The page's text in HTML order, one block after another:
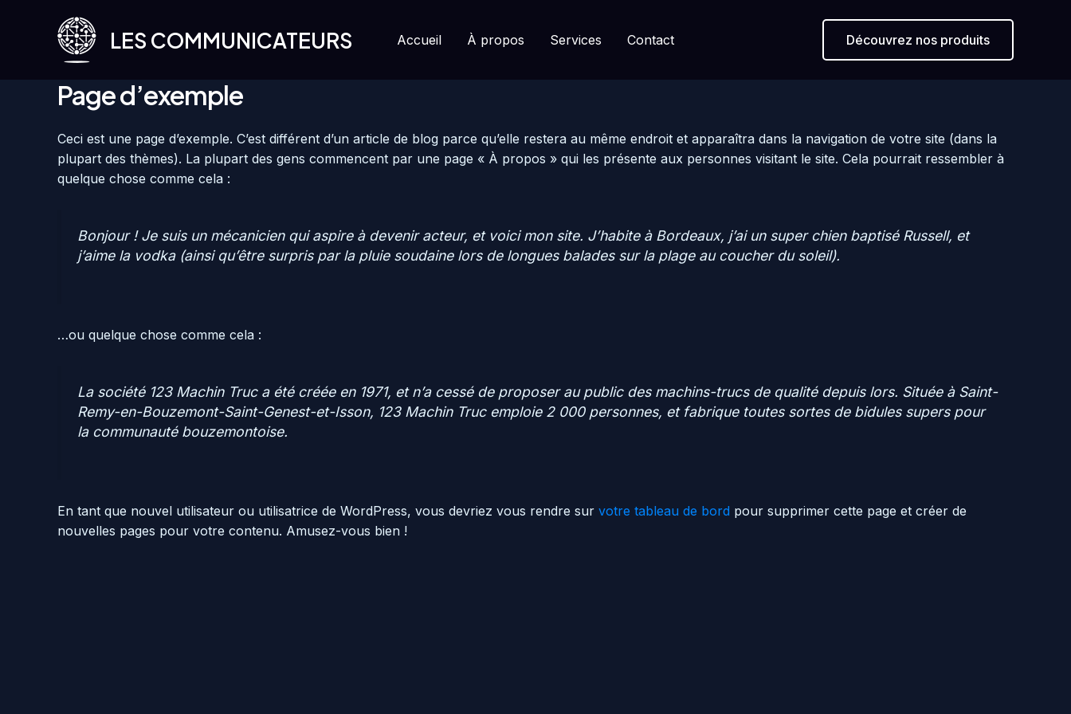
LES COMMUNICATEURS Accueil À propos Services Contact Découvrez nos produits
Page d’exemple
Ceci est une page d’exemple. C’est différent d’un article de blog parce qu’elle restera au même endroit et apparaîtra dans la navigation de votre site (dans la
plupart des thèmes). La plupart des gens commencent par une page « À propos » qui les présente aux personnes visitant le site. Cela pourrait ressembler à
quelque chose comme cela :
Bonjour ! Je suis un mécanicien qui aspire à devenir acteur, et voici mon site. J’habite à Bordeaux, j’ai un super chien baptisé Russell, et
j’aime la vodka (ainsi qu’être surpris par la pluie soudaine lors de longues balades sur la plage au coucher du soleil).
…ou quelque chose comme cela :
La société 123 Machin Truc a été créée en 1971, et n’a cessé de proposer au public des machins-trucs de qualité depuis lors. Située à Saint-
Remy-en-Bouzemont-Saint-Genest-et-Isson, 123 Machin Truc emploie 2 000 personnes, et fabrique toutes sortes de bidules supers pour
la communauté bouzemontoise.
En tant que nouvel utilisateur ou utilisatrice de WordPress, vous devriez vous rendre sur votre tableau de bord pour supprimer cette page et créer de
nouvelles pages pour votre contenu. Amusez-vous bien !